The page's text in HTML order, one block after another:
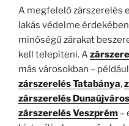
A megfelelő zárszerelés
lakás védelme
minőségű zárakat
kell telepíteni. A
más városokban – például
zárszerelés Tatabánya,
zárszerelés Dunaújváros
zárszerelés Veszprém –